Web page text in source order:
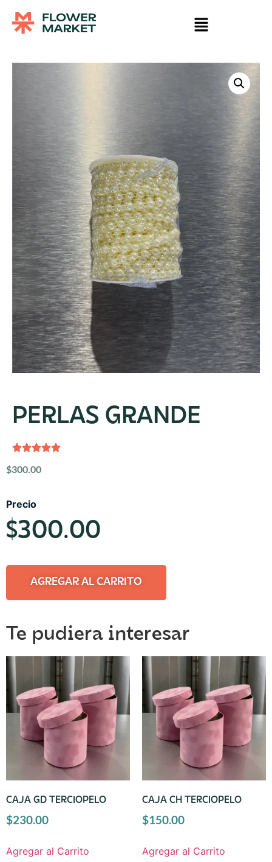
PERLAS GRANDE
$300.00
Precio
$300.00
AGREGAR AL CARRITO
Te pudiera interesar
CAJA GD TERCIOPELO
$230.00
Agregar al Carrito
CAJA CH TERCIOPELO
$150.00
Agregar al Carrito